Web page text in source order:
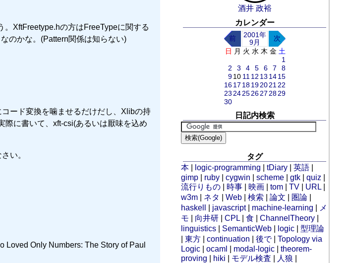
XftFreetype.hの方はFreeTypeに関する
のかな。(Pattern関係は知らない)
ード変換を噛ませるだけだし、Xlibの持
際に書いて、xft-csi(あるいは厭味を込め
い。
Only Numbers: The Story of Paul
酒井 政裕
カレンダー
前
2001年
9月
次
日 月 火 水 木 金 土
1
2
3 4 5 6 7
8
9 10 11 12 13 14 15
16 17 18 19 20 21 22
23 24 25 26 27 28 29
30
日記内検索
タグ
本
logic-programming |tDiary |英語
gimp
ruby |cygwin |scheme |gtk |quiz
流行りもの
時事 映画 |tom |TV URL
w3m
ネタ |Web |検索 |論文 圏論
haskell
javascript| machine-learning
メ
モ
向井研 |CPL |食 |ChannelTheory
linguistics
SemanticWeb logic |型理論
|東方 |continuation |後で|Topology via
Logic |ocaml modal-logic |theorem-
proving
hiki モデル検査 人狼